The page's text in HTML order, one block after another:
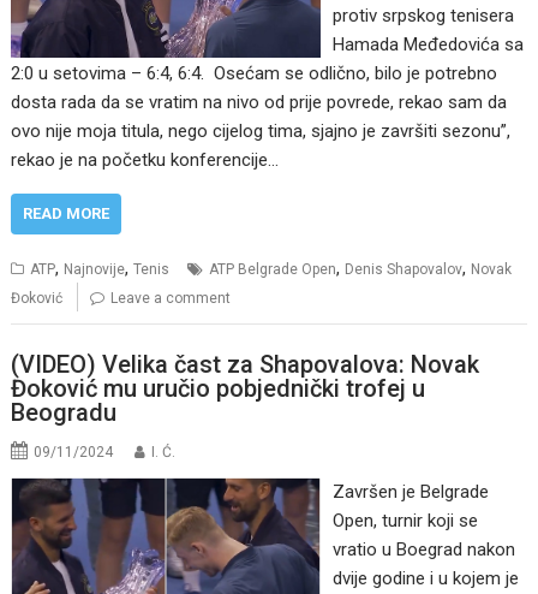
protiv srpskog tenisera
Hamada Međedovića sa
2:0 u setovima – 6:4, 6:4. Osećam se odlično, bilo je potrebno
dosta rada da se vratim na nivo od prije povrede, rekao sam da
ovo nije moja titula, nego cijelog tima, sjajno je završiti sezonu”,
rekao je na početku konferencije…
READ MORE
ATP, Najnovije,Tenis ATP Belgrade Open, Denis Shapovalov, Novak
Đoković
Leave a comment
(VIDEO) Velika čast za Shapovalova: Novak
Đoković mu uručio pobjednički trofej u
Beogradu
09/11/2024 I. Ć.
Završen je Belgrade
Open, turnir koji se
vratio u Boegrad nakon
dvije godine i u kojem je